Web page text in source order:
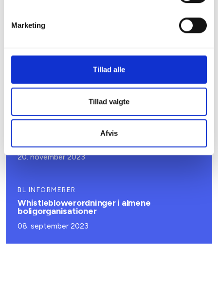
Marketing
Tillad alle
Tillad valgte
Afvis
Nedrivning af asbestholdigt materiale skal
udføres af autoriserede virksomheder
momslovens § 3, stk. 2 nr. 2 og 3) vedr.
20. november 2023
BL INFORMERER
Whistleblowerordninger i almene
boligorganisationer
08. september 2023